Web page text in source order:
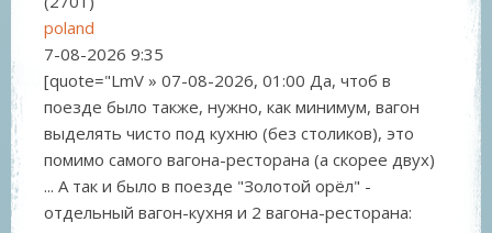
poland
7-08-2026 9:35
[quote="LmV » 07-08-2026, 01:00 Да, чтоб в
поезде было также, нужно, как минимум, вагон
выделять чисто под кухню (без столиков), это
помимо самого вагона-ресторана (а скорее двух)
... А так и было в поезде "Золотой орёл" -
отдельный вагон-кухня и 2 вагона-ресторана: